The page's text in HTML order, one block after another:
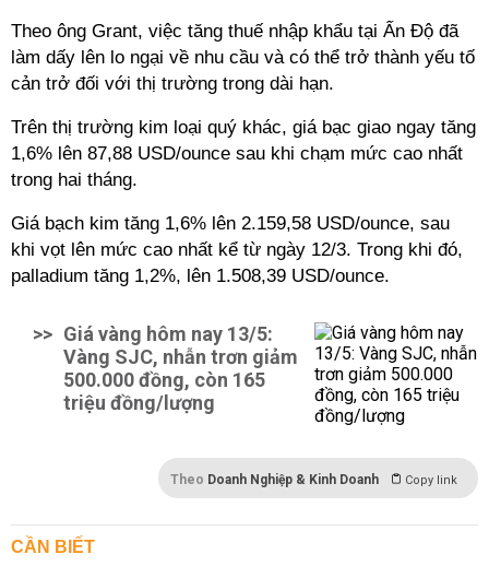
Theo ông Grant, việc tăng thuế nhập khẩu tại Ấn Độ đã
làm dấy lên lo ngại về nhu cầu và có thể trở thành yếu tố
cản trở đối với thị trường trong dài hạn.
Trên thị trường kim loại quý khác, giá bạc giao ngay tăng
1,6% lên 87,88 USD/ounce sau khi chạm mức cao nhất
trong hai tháng.
Giá bạch kim tăng 1,6% lên 2.159,58 USD/ounce, sau
khi vọt lên mức cao nhất kể từ ngày 12/3. Trong khi đó,
palladium tăng 1,2%, lên 1.508,39 USD/ounce.
>> Giá vàng hôm nay 13/5:
Vàng SJC, nhẫn trơn giảm
500.000 đồng, còn 165
triệu đồng/lượng
Theo Doanh Nghiệp & Kinh Doanh Copy link
CẦN BIẾT